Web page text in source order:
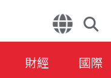
財經 國際